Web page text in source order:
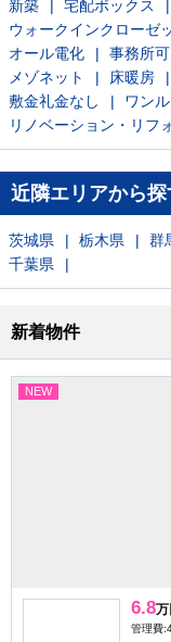
新築
宅配ボックス
ウォークインクローゼ
オール電化
事務所可
メゾネット
床暖房
敷金礼金なし
ワン
リノベーション・リフ
近隣エリアから探
茨城県 栃木県 群
千葉県
新着物件
NEW
6.8万
管理費